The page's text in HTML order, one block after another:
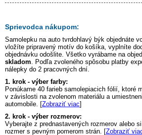
Sprievodca nákupom:
Samolepku na auto tvrdohlavý býk objednáte
vložíte pripravený motív do košíka, vyplníte
objednávku odošlite. Všetko vyrábame na
skladom . Podľa zvoleného spôsobu platby
nálepky do 2 pracovných dní.
1. krok - výber farby:
Ponúkame 40 farieb samolepiacich fólií, ktoré
v závislosti na zvolenom materiálu a
automobile. [Zobraziť viac]
2. krok - výber rozmerov:
Vyberajte z prednastavených rozmerov alebo
rozmer s pevným pomerom strán. [Zobraziť